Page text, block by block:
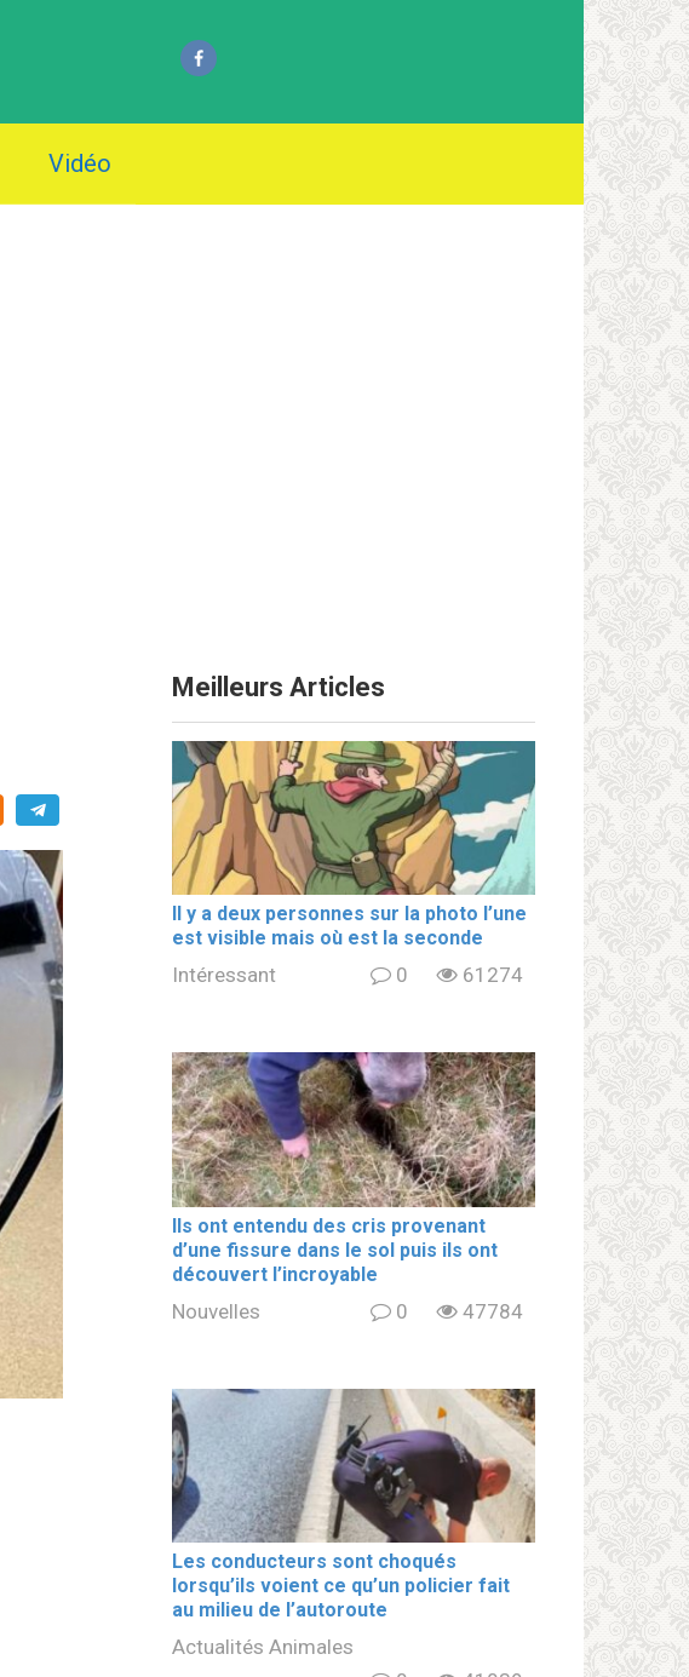
Vidéo
Meilleurs Articles
Il y a deux personnes sur la photo l’une
est visible mais où est la seconde
Intéressant 0 61274
Ils ont entendu des cris provenant
d’une fissure dans le sol puis ils ont
découvert l’incroyable
Nouvelles 0 47784
Les conducteurs sont choqués
lorsqu’ils voient ce qu’un policier fait
au milieu de l’autoroute
Actualités Animales